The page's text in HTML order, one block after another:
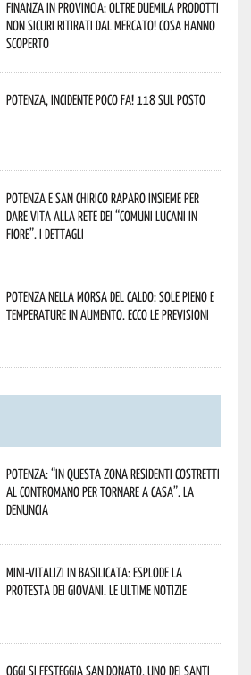
Finanza in provincia: oltre duemila prodotti
non sicuri ritirati dal mercato! Cosa hanno
scoperto
Potenza, incidente poco fa! 118 sul posto
Potenza e San Chirico Raparo insieme per
dare vita alla rete dei “Comuni Lucani in
Fiore”. I dettagli
Potenza nella morsa del caldo: sole pieno e
temperature in aumento. Ecco le previsioni
Potenza: “In questa zona residenti costretti
al contromano per tornare a casa”. La
denuncia
Mini-vitalizi in Basilicata: esplode la
protesta dei giovani. Le ultime notizie
Oggi si festeggia San Donato, uno dei Santi